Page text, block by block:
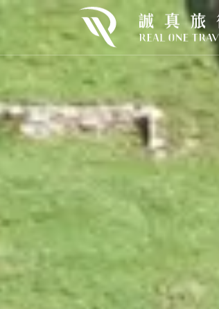
東歐
E.Europe
克羅埃西亞
開桶狂歡｜2026🍻慕尼黑
Oktoberfest